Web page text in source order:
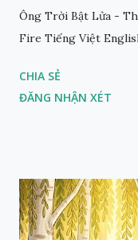
Ông Trời Bật Lửa -
Fire Tiếng Việt
CHIA SẺ
ĐĂNG NHẬN XÉT